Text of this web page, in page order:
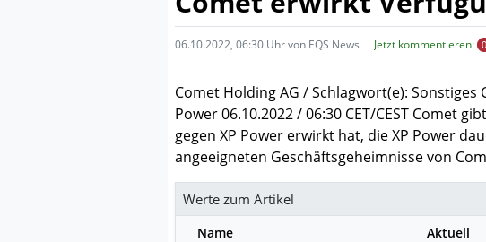
06.10.2022, 06:30 Uhr von EQS News Jetzt kommentieren: 0
Comet Holding AG / Schlagwort(e):
Power 06.10.2022 / 06:30 CET/CEST Comet
gegen XP Power erwirkt hat, die XP Power
angeeigneten Geschäftsgeheimnisse von
Werte zum Artikel
Name Aktuell